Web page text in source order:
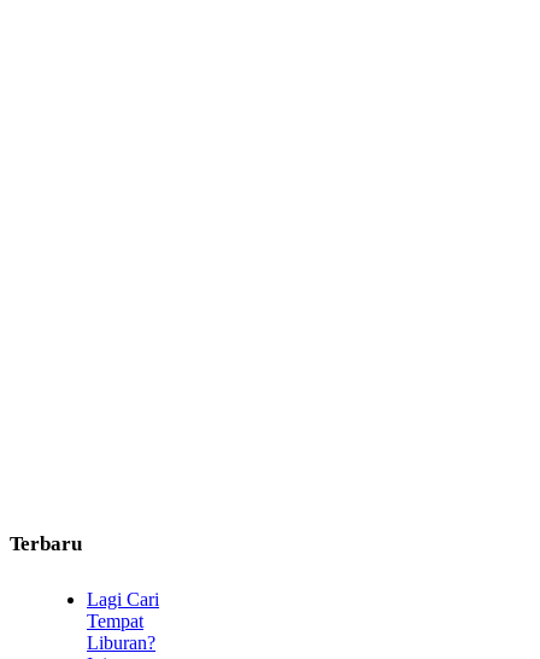
Terbaru
Lagi Cari
Tempat
Liburan?